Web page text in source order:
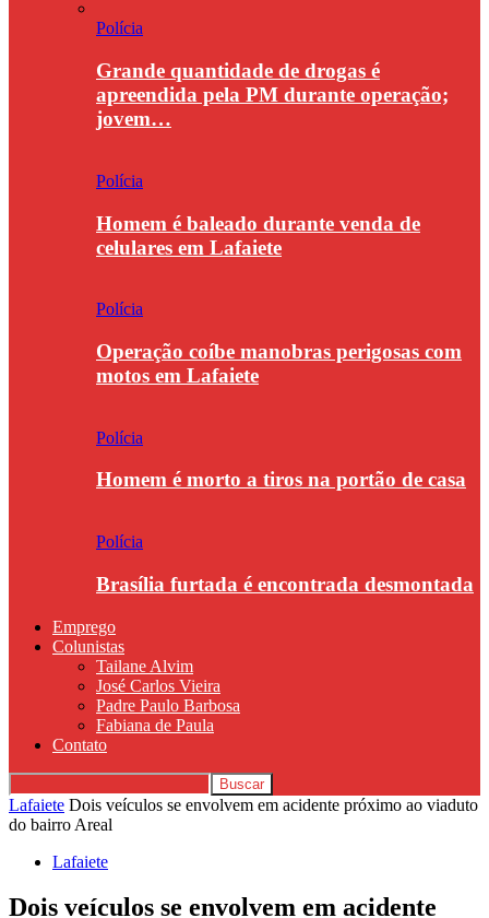
Polícia
Grande quantidade de drogas é
apreendida pela PM durante operação;
jovem…
Polícia
Homem é baleado durante venda de
celulares em Lafaiete
Polícia
Operação coíbe manobras perigosas com
motos em Lafaiete
Polícia
Homem é morto a tiros na portão de casa
Polícia
Brasília furtada é encontrada desmontada
Emprego
Colunistas
Tailane Alvim
José Carlos Vieira
Padre Paulo Barbosa
Fabiana de Paula
Contato
Lafaiete Dois veículos se envolvem em acidente próximo ao viaduto
do bairro Areal
Lafaiete
Dois veículos se envolvem em acidente